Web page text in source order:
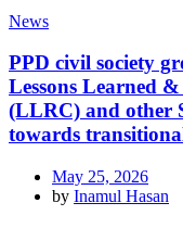
News
PPD civil society
Lessons Learned
(LLRC) and other
towards
May 25, 2026
by Inamul Hasan